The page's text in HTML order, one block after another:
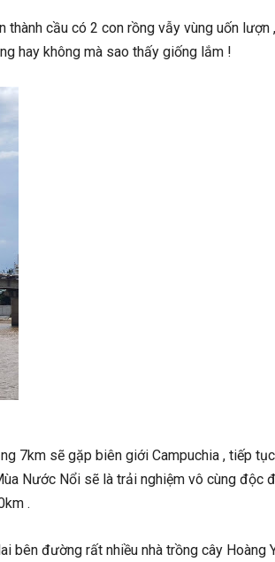
cầu có 2 con rồng vẫy vùng uốn lượn
hay không mà sao thấy giống lắm !
7km sẽ gặp biên giới Campuchia , tiếp
Nước Nổi sẽ là trải nghiệm vô cùng độc
.
bên đường rất nhiều nhà trồng cây Hoàng